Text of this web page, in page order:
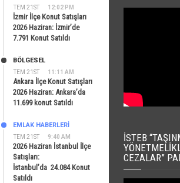
TEM 21ST 12:02 PM
İzmir İlçe Konut Satışları
2026 Haziran: İzmir’de
7.791 Konut Satıldı
TEM 21ST 11:11 AM
BÖLGESEL
Ankara İlçe Konut Satışları
2026 Haziran: Ankara’da
11.699 konut Satıldı
TEM 21ST 9:40 AM
EMLAK HABERLERI
2026 Haziran İstanbul İlçe
Satışları:
İstanbul’da 24.084 Konut
Satıldı
İSTEB
CEZALAR”